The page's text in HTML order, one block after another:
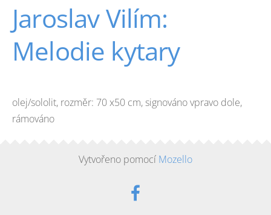
Jaroslav Vilím:
Melodie kytary
olej/sololit, rozměr: 70 x50 cm, signováno vpravo dole,
rámováno
Vytvořeno pomocí Mozello